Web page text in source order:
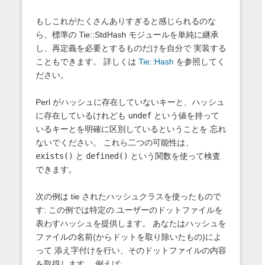
もしこれがたくさんありすぎると感じられるのな
ら、標準の Tie::StdHash モジュールを単純に継承
し、再定義を必要とするものだけを自分で 実装する
こともできます。 詳しくは Tie::Hash を参照してく
ださい。
Perl がハッシュに存在していないキーと、ハッシュ
に存在しているけれども undefという値を持って
いるキーとを明確に区別しているということを 忘れ
ないでください。 これら二つの可能性は、
exists() と defined() という関数を使って検査
できます。
次の例は tie されたハッシュクラスを使ったもので
す: この例では特定の ユーザーのドットファイルを
表わすハッシュを提供します。 あなたはハッシュを
ファイルの名前(からドットを取り除いたもの)によ
って 添え字付けを行い、そのドットファイルの内容